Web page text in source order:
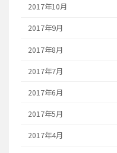
2017年10月
2017年9月
2017年8月
2017年7月
2017年6月
2017年5月
2017年4月